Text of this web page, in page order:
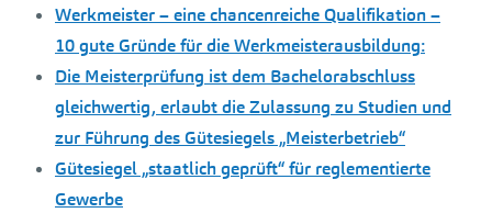
Werkmeister – eine chancenreiche Qualifikation –
10 gute Gründe für die Werkmeisterausbildung:
Die Meisterprüfung ist dem Bachelorabschluss
gleichwertig, erlaubt die Zulassung zu Studien und
zur Führung des Gütesiegels „Meisterbetrieb“
Gütesiegel „staatlich geprüft“ für reglementierte
Gewerbe